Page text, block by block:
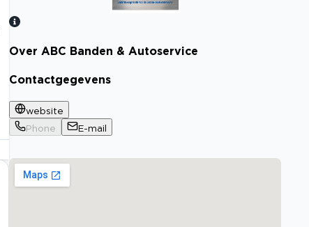
Bekijk certificaat
Over ABC Banden & Autoservice
Contactgegevens
website
Phone
E-mail